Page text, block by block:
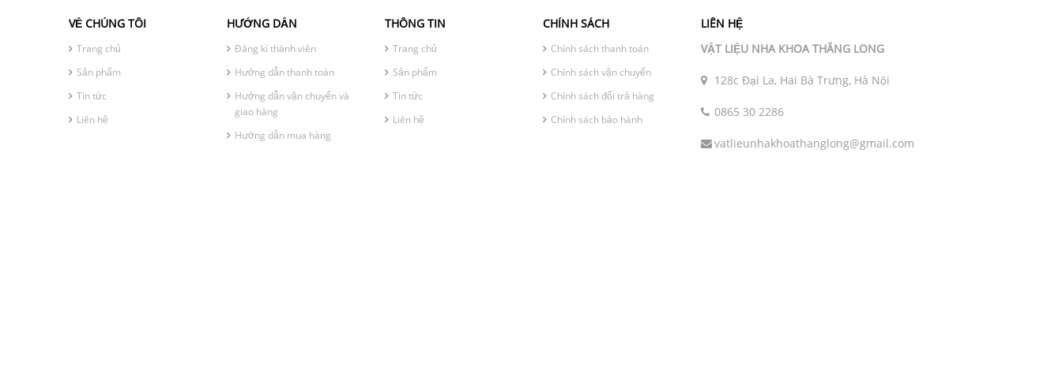
VỀ CHÚNG TÔI
Trang chủ
Sản phẩm
Tin tức
Liên hệ
HƯỚNG DẪN
Đăng kí thành viên
Hướng dẫn thanh toán
Hướng dẫn vận chuyển và
giao hàng
Hướng dẫn mua hàng
THÔNG TIN
Trang chủ
Sản phẩm
Tin tức
Liên hệ
CHÍNH SÁCH
Chính sách thanh toán
Chính sách vận chuyển
Chính sách đổi trả hàng
Chính sách bảo hành
LIÊN HỆ
VẬT LIỆU NHA KHOA THĂNG LONG
128c Đại La, Hai Bà Trưng, Hà Nội
0865 30 2286
vatlieunhakhoathanglong@gmail.com